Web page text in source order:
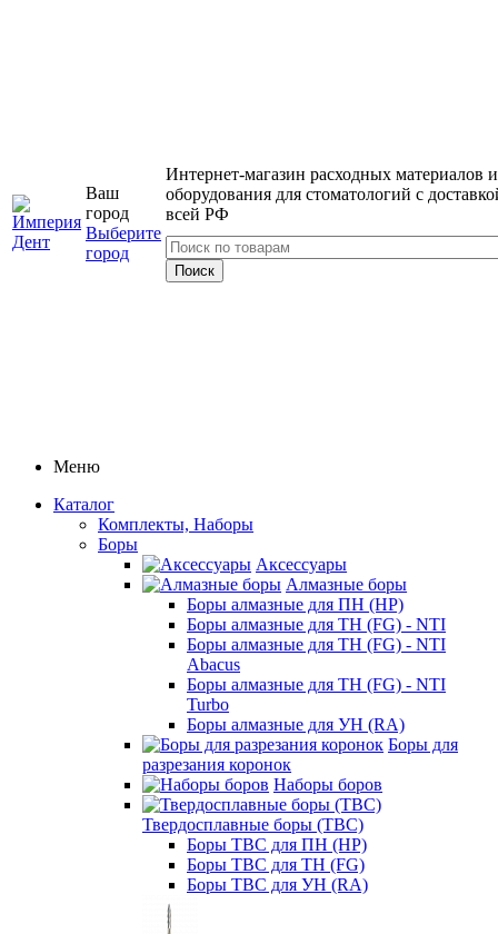
Ваш
город
Выберите
город
Интернет-магазин расходных материалов и
оборудования для стоматологий с
всей РФ
Меню
Каталог
Комплекты, Наборы
Боры
Аксессуары
Алмазные боры
Боры алмазные для ПН (HP)
Боры алмазные для ТН (FG) - NTI
Боры алмазные для ТН (FG) - NTI
Abacus
Боры алмазные для ТН (FG) - NTI
Turbo
Боры алмазные для УН (RA)
Боры для
разрезания коронок
Наборы боров
Твердосплавные боры (ТВС)
Боры ТВС для ПН (HP)
Боры ТВС для ТН (FG)
Боры ТВС для УН (RA)